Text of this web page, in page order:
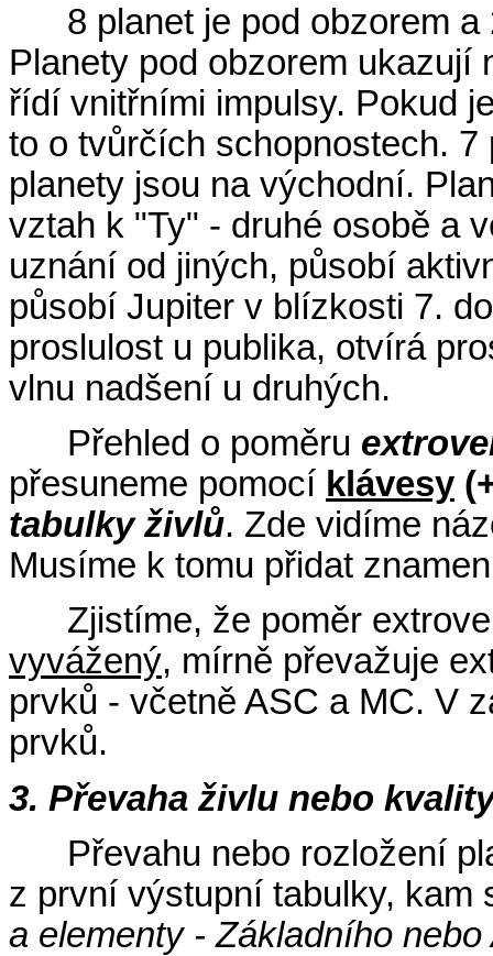
8 planet je pod obzorem
Planety pod obzorem ukazují
řídí vnitřními impulsy. Pokud
to o tvůrčích schopnostech.
planety jsou na východní.
vztah k "Ty" - druhé osobě a
uznání od jiných, působí
působí Jupiter v blízkosti 7.
proslulost u publika, otvírá
vlnu nadšení u druhých.
Přehled o poměru
přesuneme pomocí klávesy
tabulky živlů. Zde vidíme
Musíme k tomu přidat
Zjistíme, že poměr
vyvážený, mírně převažuje
prvků - včetně ASC a MC. V
prvků.
3. Převaha živlu nebo
Převahu nebo rozložení
z první výstupní tabulky, kam
a elementy - Základního nebo